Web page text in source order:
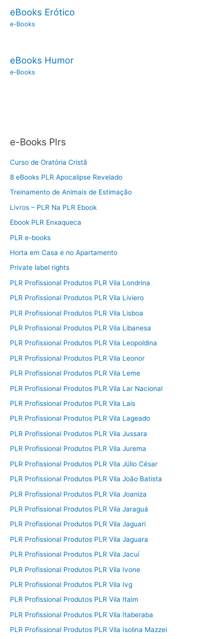
eBooks Erótico
e-Books
eBooks Humor
e-Books
e-Books Plrs
Curso de Oratória Cristã
8 eBooks PLR Apocalipse Revelado
Treinamento de Animais de Estimação
Livros – PLR Na PLR Ebook
Ebook PLR Enxaqueca
PLR e-books
Horta em Casa e no Apartamento
Private label rights
PLR Profissional Produtos PLR Vila Londrina
PLR Profissional Produtos PLR Vila Liviero
PLR Profissional Produtos PLR Vila Lisboa
PLR Profissional Produtos PLR Vila Libanesa
PLR Profissional Produtos PLR Vila Leopoldina
PLR Profissional Produtos PLR Vila Leonor
PLR Profissional Produtos PLR Vila Leme
PLR Profissional Produtos PLR Vila Lar Nacional
PLR Profissional Produtos PLR Vila Lais
PLR Profissional Produtos PLR Vila Lageado
PLR Profissional Produtos PLR Vila Jussara
PLR Profissional Produtos PLR Vila Jurema
PLR Profissional Produtos PLR Vila Júlio César
PLR Profissional Produtos PLR Vila João Batista
PLR Profissional Produtos PLR Vila Joaniza
PLR Profissional Produtos PLR Vila Jaraguá
PLR Profissional Produtos PLR Vila Jaguari
PLR Profissional Produtos PLR Vila Jaguara
PLR Profissional Produtos PLR Vila Jacuí
PLR Profissional Produtos PLR Vila Ivone
PLR Profissional Produtos PLR Vila Ivg
PLR Profissional Produtos PLR Vila Itaim
PLR Profissional Produtos PLR Vila Itaberaba
PLR Profissional Produtos PLR Vila Isolina Mazzei